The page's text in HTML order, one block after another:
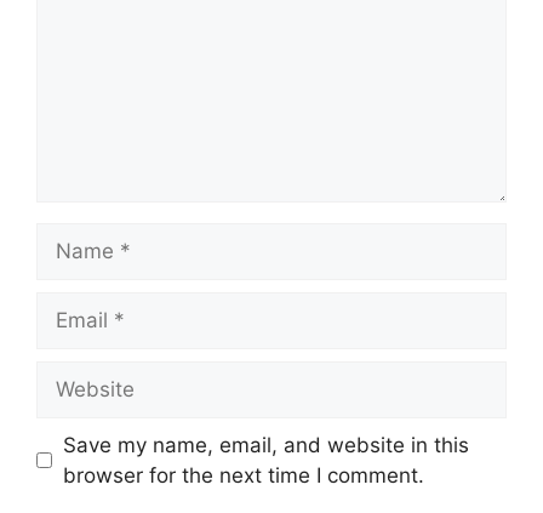
Save my name, email, and website in this
browser for the next time I comment.